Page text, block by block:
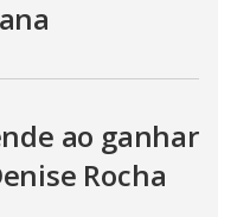
ao ganhar
Rocha